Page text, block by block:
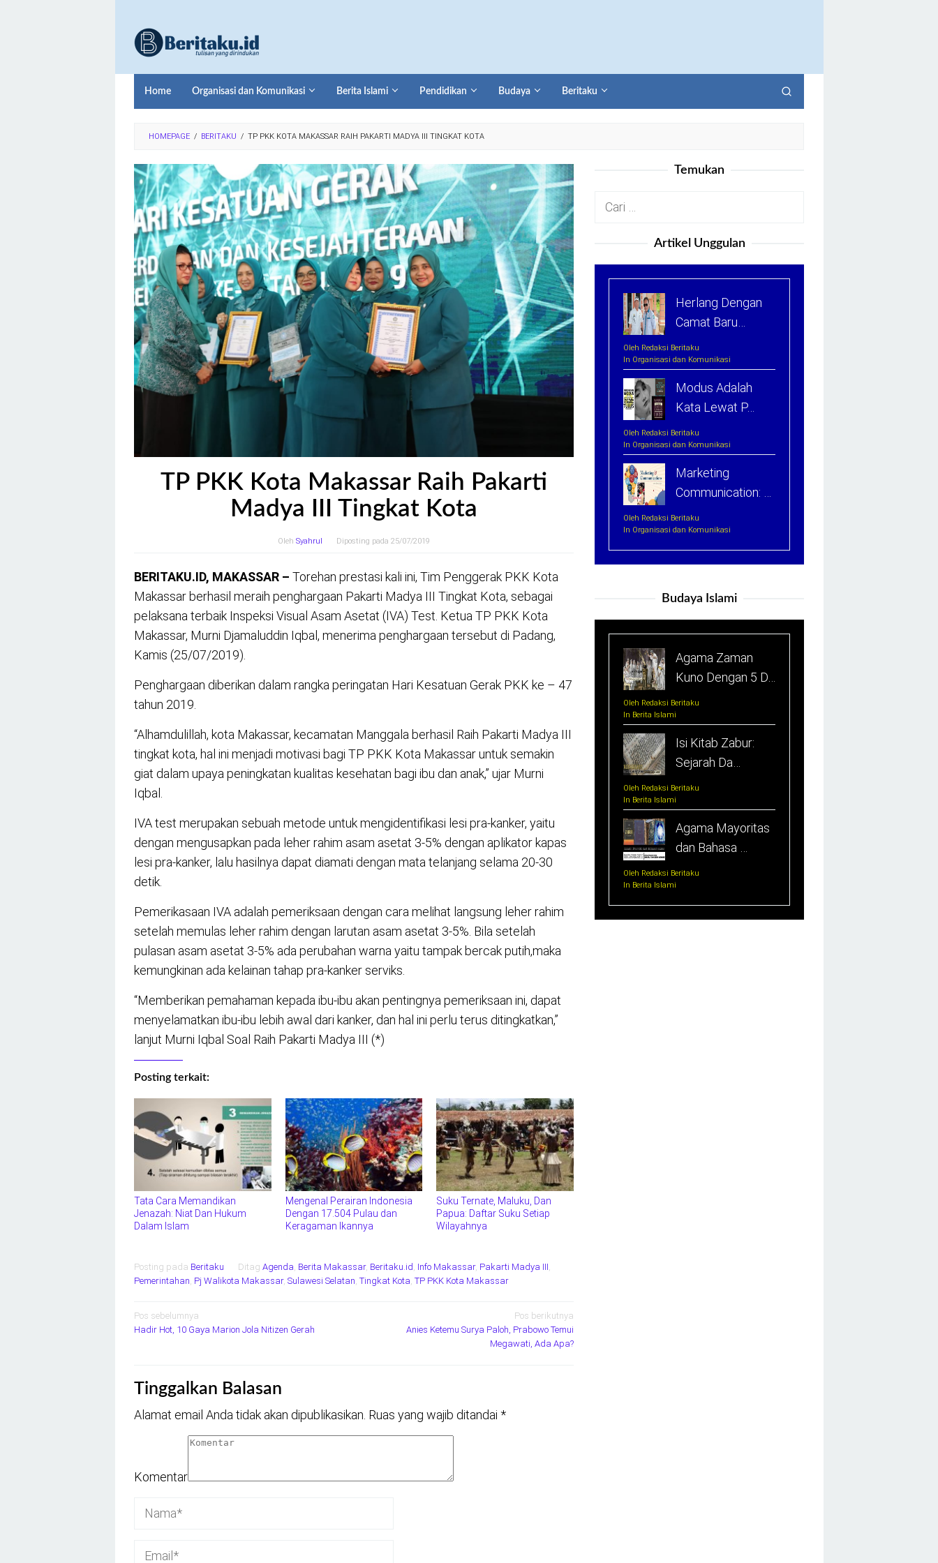
konten
Home Organisasi dan Komunikasi Berita Islami Pendidikan Budaya Beritaku
HOMEPAGE / BERITAKU / TP PKK KOTA MAKASSAR RAIH PAKARTI MADYA III TINGKAT KOTA
TP PKK Kota Makassar Raih Pakarti
Madya III Tingkat Kota
Oleh Syahrul Diposting pada 25/07/2019
BERITAKU.ID, MAKASSAR – Torehan prestasi kali ini, Tim Penggerak PKK Kota
Makassar berhasil meraih penghargaan Pakarti Madya III Tingkat Kota, sebagai
pelaksana terbaik Inspeksi Visual Asam Asetat (IVA) Test. Ketua TP PKK Kota
Makassar, Murni Djamaluddin Iqbal, menerima penghargaan tersebut di Padang,
Kamis (25/07/2019).
Penghargaan diberikan dalam rangka peringatan Hari Kesatuan Gerak PKK ke – 47
tahun 2019.
“Alhamdulillah, kota Makassar, kecamatan Manggala berhasil Raih Pakarti Madya III
tingkat kota, hal ini menjadi motivasi bagi TP PKK Kota Makassar untuk semakin
giat dalam upaya peningkatan kualitas kesehatan bagi ibu dan anak,” ujar Murni
Iqbal.
IVA test merupakan sebuah metode untuk mengidentifikasi lesi pra-kanker, yaitu
dengan mengusapkan pada leher rahim asam asetat 3-5% dengan aplikator kapas
lesi pra-kanker, lalu hasilnya dapat diamati dengan mata telanjang selama 20-30
detik.
Pemerikasaan IVA adalah pemeriksaan dengan cara melihat langsung leher rahim
setelah memulas leher rahim dengan larutan asam asetat 3-5%. Bila setelah
pulasan asam asetat 3-5% ada perubahan warna yaitu tampak bercak putih,maka
kemungkinan ada kelainan tahap pra-kanker serviks.
“Memberikan pemahaman kepada ibu-ibu akan pentingnya pemeriksaan ini, dapat
menyelamatkan ibu-ibu lebih awal dari kanker, dan hal ini perlu terus ditingkatkan,”
lanjut Murni Iqbal Soal Raih Pakarti Madya III (*)
Posting terkait:
Tata Cara Memandikan
Jenazah: Niat Dan Hukum
Dalam Islam
Mengenal Perairan Indonesia
Dengan 17.504 Pulau dan
Keragaman Ikannya
Suku Ternate, Maluku, Dan
Papua: Daftar Suku Setiap
Wilayahnya
Posting pada Beritaku Ditag Agenda Berita Makassar, Beritaku.id Info Makassar, Pakarti Madya III
Pemerintahan Pj Walikota Makassar, Sulawesi Selatan Tingkat Kota TP PKK Kota Makassar
Navigasi
Pos sebelumnya
Hadir Hot, 10 Gaya Marion Jola Nitizen Gerah
Pos berikutnya
Anies Ketemu Surya Paloh, Prabowo Temui
Megawati, Ada Apa?
Tinggalkan Balasan
Alamat email Anda tidak akan dipublikasikan. Ruas yang wajib ditandai *
Komentar
Temukan
Cari
Artikel Unggulan
Herlang Dengan
Camat Baru…
Oleh Redaksi Beritaku
In Organisasi dan Komunikasi
Modus Adalah
Kata Lewat P…
Oleh Redaksi Beritaku
In Organisasi dan Komunikasi
Marketing
Communication: …
Oleh Redaksi Beritaku
In Organisasi dan Komunikasi
Budaya Islami
Agama Zaman
Kuno Dengan 5 D…
Oleh Redaksi Beritaku
In Berita Islami
Isi Kitab Zabur:
Sejarah Da…
Oleh Redaksi Beritaku
In Berita Islami
Agama Mayoritas
dan Bahasa …
Oleh Redaksi Beritaku
In Berita Islami